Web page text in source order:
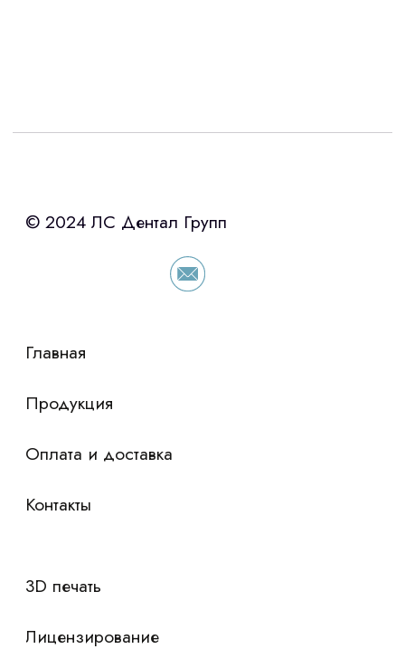
Интересует лизинг?
«Уралпромлизинг» подберем выгодные
условия по лизингу оборудования,
просто оставьте контакты чтобы мы
сориентировали по условиям